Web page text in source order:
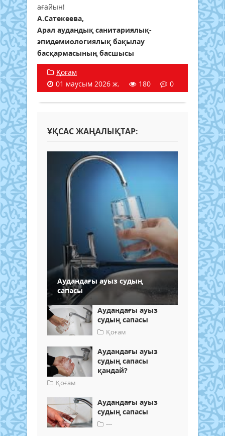
ағайын!
А.Сатекеева,
Арал аудандық санитариялық-
эпидемиологиялық бақылау
басқармасының басшысы
Қоғам
01 маусым 2026 ж.
180 0
ҰҚСАС ЖАҢАЛЫҚТАР:
Аудандағы ауыз судың
сапасы
Аудандағы ауыз
судың сапасы
Қоғам
Аудандағы ауыз
судың сапасы
қандай?
Қоғам
Аудандағы ауыз
судың сапасы
---